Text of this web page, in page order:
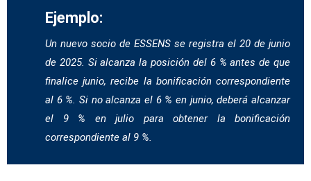
Ejemplo:
Un nuevo socio de ESSENS se registra el 20 de junio
de 2025. Si alcanza la posición del 6 % antes de que
finalice junio, recibe la bonificación correspondiente
al 6 %. Si no alcanza el 6 % en junio, deberá alcanzar
el 9 % en julio para obtener la bonificación
correspondiente al 9 %.